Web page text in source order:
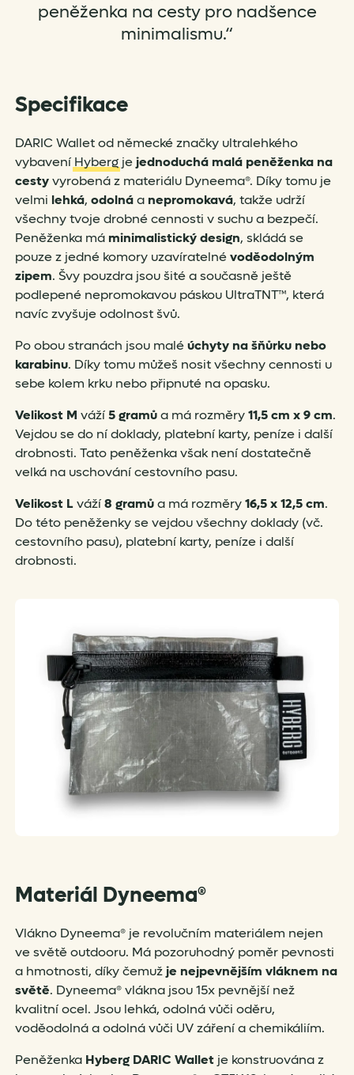
peněženka na cesty pro nadšence
minimalismu.“
Specifikace
DARIC Wallet od německé značky ultralehkého
vybavení Hybergjejednoduchá malá peněženka na
cestyvyrobená z materiálu Dyneema®. Díky tomu je
velmi lehká, odolnáa nepromokavá, takže udrží
všechny tvoje drobné cennosti v suchu a bezpečí.
Peněženka má minimalistický design, skládá se
pouze z jedné komory uzavíratelnévoděodolným
zipem. Švy pouzdra jsou šité a současně ještě
podlepené nepromokavou páskou UltraTNT™, která
navíc zvyšuje odolnost švů.
Po obou stranách jsou maléúchyty na šňůrku nebo
karabinu. Díky tomu můžeš nosit všechny cennosti u
sebe kolem krku nebo připnuté na opasku.
Velikost M váží5 gramůa má rozměry11,5 cm x 9 cm.
Vejdou se do ní doklady, platební karty, peníze i další
drobnosti. Tato peněženka však není dostatečně
velká na uschování cestovního pasu.
Velikost Lváží8 gramůa má rozměry16,5 x 12,5 cm.
Do této peněženky se vejdou všechny doklady (vč.
cestovního pasu), platební karty, peníze i další
drobnosti.
Materiál Dyneema®
Vlákno Dyneema® je revolučním materiálem nejen
ve světě outdooru. Má pozoruhodný poměr pevnosti
a hmotnosti, díky čemužje nejpevnějším vláknem na
světě. Dyneema® vlákna jsou 15x pevnější než
kvalitní ocel. Jsou lehká, odolná vůči oděru,
voděodolná a odolná vůči UV záření a chemikáliím.
Peněženka Hyberg DARIC Wallet je konstruována z